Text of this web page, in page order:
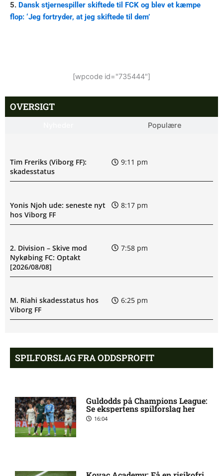
5. Dansk stjernespiller skiftede til FCK og blev et kæmpe
flop: ‘Jeg fortryder, at jeg skiftede til dem’
[wpcode id="735444"]
OVERSIGT
Populære
Tim Freriks (Viborg FF):
skadesstatus
9:11 pm
Yonis Njoh ude: seneste nyt
hos Viborg FF
8:17 pm
2. Division – Skive mod
Nykøbing FC: Optakt
[2026/08/08]
7:58 pm
M. Riahi skadesstatus hos
Viborg FF
6:25 pm
skade hos Bodø/Glimt
Bodo/Glimt: Optakt,
forventede opstillinger,
skader og karantæner
[2026/08/08]
SPILFORSLAG FRA ODDSPROFIT
Guldodds på Champions League:
Se ekspertens spilforslag her
16:04